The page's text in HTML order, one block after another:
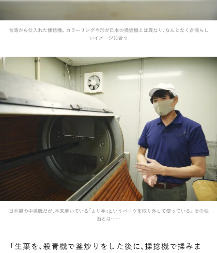
台湾から仕入れた揉捻機。カラーリングや形が日本の揉捻機とは異なり、なんとなく台湾らし
いイメージに合う
日本製の中揉機だが、本来着いている「より手」というパーツを取り外して使っている。その理
由とは……
「生葉を、殺青機で釜炒りをした後に、揉捻機で揉みま